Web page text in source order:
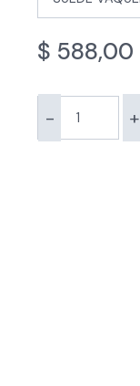
$ 588,00
- +